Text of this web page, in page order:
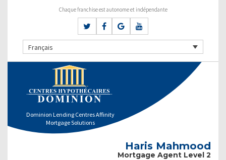
Chaque franchise est autonome et indépendante
Français
Dominion Lending Centres Affinity
Mortgage Solutions
Haris Mahmood
Mortgage Agent Level 2